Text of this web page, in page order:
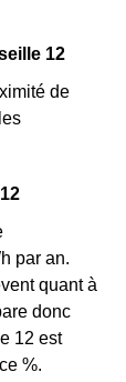
12
de
par an.
quant à
donc
12 est
%.